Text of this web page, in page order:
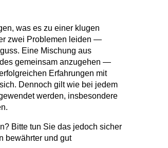
was es zu einer klugen
zwei Problemen leiden —
Eine Mischung aus
gemeinsam anzugehen —
Erfahrungen mit
Dennoch gilt wie bei jedem
werden, insbesondere
Bitte tun Sie das jedoch sicher
bewährter und gut